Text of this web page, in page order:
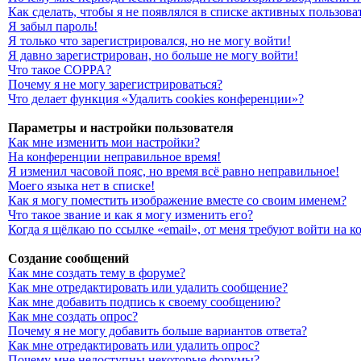
Как сделать, чтобы я не появлялся в списке активных
Я забыл пароль!
Я только что зарегистрировался, но не могу войти!
Я давно зарегистрирован, но больше не могу войти!
Что такое COPPA?
Почему я не могу зарегистрироваться?
Что делает функция «Удалить cookies конференции»?
Параметры и настройки пользователя
Как мне изменить мои настройки?
На конференции неправильное время!
Я изменил часовой пояс, но время всё равно неправильное!
Моего языка нет в списке!
Как я могу поместить изображение вместе со своим именем?
Что такое звание и как я могу изменить его?
Когда я щёлкаю по ссылке «email», от меня требуют войти на
Создание сообщений
Как мне создать тему в форуме?
Как мне отредактировать или удалить сообщение?
Как мне добавить подпись к своему сообщению?
Как мне создать опрос?
Почему я не могу добавить больше вариантов ответа?
Как мне отредактировать или удалить опрос?